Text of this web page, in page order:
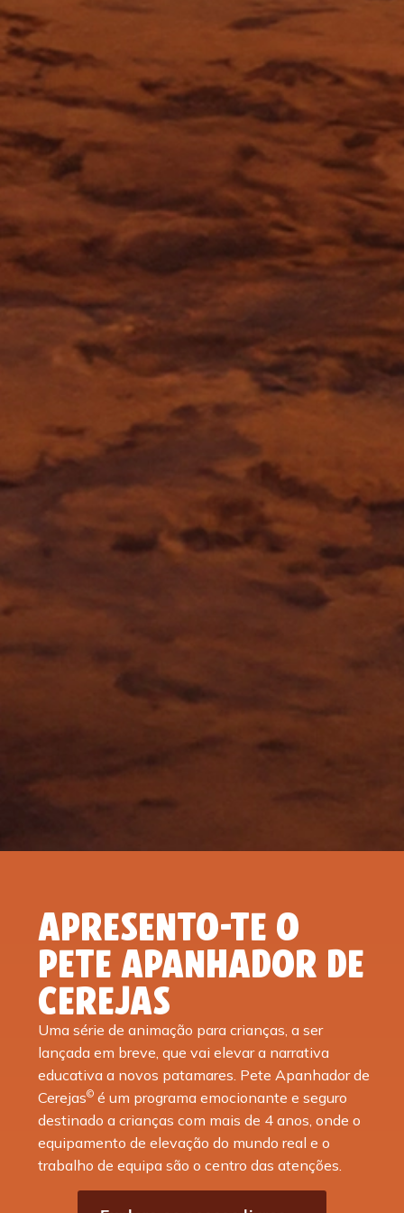
APRESENTO-TE O
PETE APANHADOR DE
CEREJAS
Uma série de animação para crianças, a ser
lançada em breve, que vai elevar a narrativa
educativa a novos patamares. Pete Apanhador de
Cerejas© é um programa emocionante e seguro
destinado a crianças com mais de 4 anos, onde o
equipamento de elevação do mundo real e o
trabalho de equipa são o centro das atenções.